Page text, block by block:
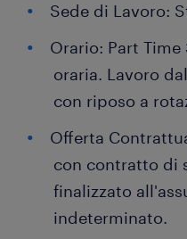
Sede di Lavoro:
Orario: Part
oraria. Lavoro
con riposo a
Offerta
con contratto di
finalizzato
indeterminato.